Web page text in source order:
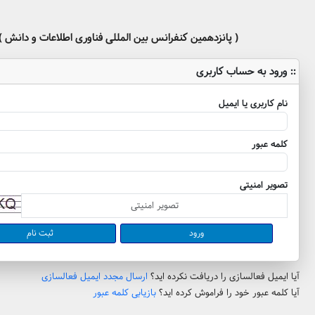
( پانزدهمین کنفرانس بین المللی فناوری اطلاعات و دانش
:: ورود به حساب کاربری
نام کاربری یا ایمیل
کلمه عبور
تصویر امنیتی
ثبت نام
آیا ایمیل فعالسازی را دریافت نکرده اید؟ ارسال مجدد ایمیل فعالسازی
آیا کلمه عبور خود را فراموش کرده اید؟ بازیابی کلمه عبور